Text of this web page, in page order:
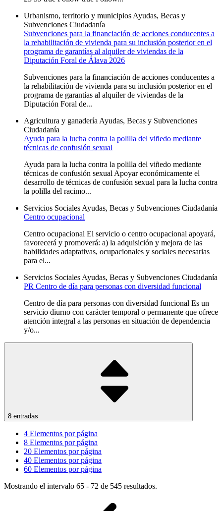
Urbanismo, territorio y municipios Ayudas, Becas y
Subvenciones Ciudadanía
Subvenciones para la financiación de acciones conducentes a
la rehabilitación de vivienda para su inclusión posterior en el
programa de garantías al alquiler de viviendas de la
Diputación Foral de Álava 2026
Subvenciones para la financiación de acciones conducentes a
la rehabilitación de vivienda para su inclusión posterior en el
programa de garantías al alquiler de viviendas de la
Diputación Foral de...
Agricultura y ganadería Ayudas, Becas y Subvenciones
Ciudadanía
Ayuda para la lucha contra la polilla del viñedo mediante
técnicas de confusión sexual
Ayuda para la lucha contra la polilla del viñedo mediante
técnicas de confusión sexual Apoyar económicamente el
desarrollo de técnicas de confusión sexual para la lucha contra
la polilla del racimo...
Servicios Sociales Ayudas, Becas y Subvenciones Ciudadanía
Centro ocupacional
Centro ocupacional El servicio o centro ocupacional apoyará,
favorecerá y promoverá: a) la adquisición y mejora de las
habilidades adaptativas, ocupacionales y sociales necesarias
para el...
Servicios Sociales Ayudas, Becas y Subvenciones Ciudadanía
PR Centro de día para personas con diversidad funcional
Centro de día para personas con diversidad funcional Es un
servicio diurno con carácter temporal o permanente que ofrece
atención integral a las personas en situación de dependencia
y/o...
8 entradas
4 Elementos por página
8 Elementos por página
20 Elementos por página
40 Elementos por página
60 Elementos por página
Mostrando el intervalo 65 - 72 de 545 resultados.